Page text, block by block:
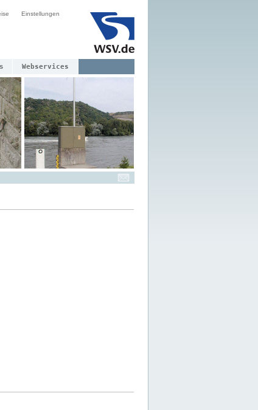
Einstellungen
Webservices